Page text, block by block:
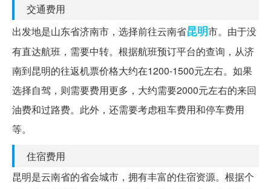
交通费用
出发地是山东省济南市，选择前往云南省昆明市。由于没
有直达航班，需要中转。根据航班预订平台的查询，从济
南到昆明的往返机票价格大约在1200-1500元左右。如果
选择自驾，则需要费用更多，大约需要2000元左右的来回
油费和过路费。此外，还需要考虑租车费用和停车费用
等。
住宿费用
昆明是云南省的省会城市，拥有丰富的住宿资源。根据个